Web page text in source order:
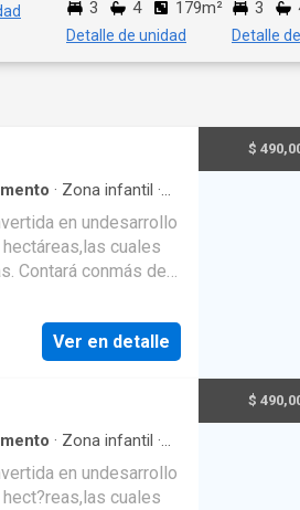
3 4 179m²
Detalle de unidad
3
Detalle
· Zona infantil ·
en undesarrollo
cuales
Contará conmás de
conserva la
modelo de Propiedad
este modelo,
un patrimonio
de un activo
y estratégica.Una
Ver en detalle
$
· Zona infantil ·
en undesarrollo
cuales
$